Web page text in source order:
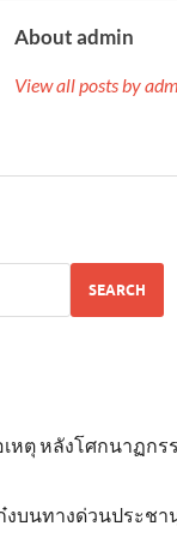
About admin
View all posts by
SEARCH
เหตุ หลังโศกนาฏก
งบนทางด่วนประชา